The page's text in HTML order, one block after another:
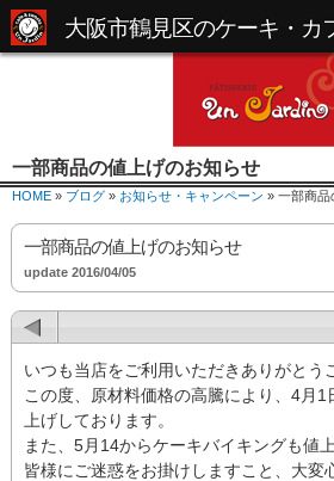
一部商品の値上げのお知らせ
HOME » ブログ » お知らせ・キャンペーン » 一部商品
一部商品の値上げのお知らせ
update 2016/04/05
いつも当店をご利用いただきありがとう
この度、原材料価格の高騰により、4月1
上げしております。
また、5月14からケーキバイキングも値
皆様にご迷惑をお掛けしますこと、大変